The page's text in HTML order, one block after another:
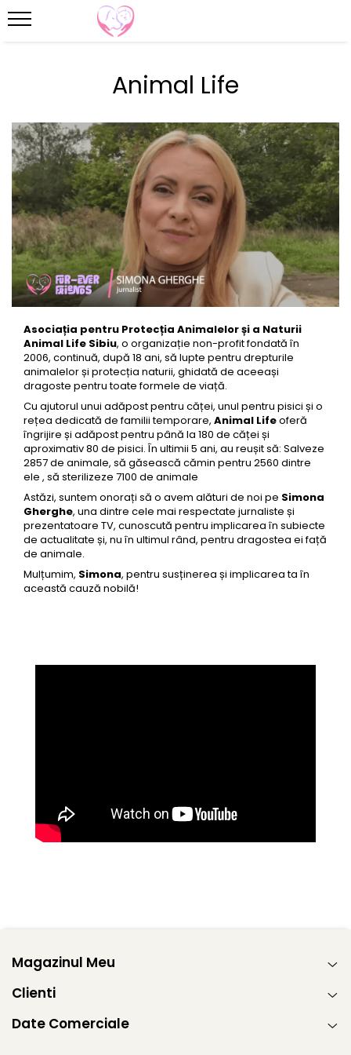
Animal Life
Asociația pentru Protecția Animalelor și a Naturii
Animal Life Sibiu, o organizație non-profit fondată în
2006, continuă, după 18 ani, să lupte pentru drepturile
animalelor și protecția naturii, ghidată de aceeași
dragoste pentru toate formele de viață.
Cu ajutorul unui adăpost pentru căței, unul pentru pisici și o
rețea dedicată de familii temporare, Animal Lifeoferă
îngrijire și adăpost pentru până la 180 de căței și
aproximativ 80 de pisici. În ultimii 5 ani, au reușit să: Salveze
2857 de animale, să găsească cămin pentru 2560 dintre
ele , să sterilizeze 7100 de animale
Astăzi, suntem onorați să o avem alături de noi pe Simona
Gherghe, una dintre cele mai respectate jurnaliste și
prezentatoare TV, cunoscută pentru implicarea în subiecte
de actualitate și, nu în ultimul rând, pentru dragostea ei față
de animale.
Mulțumim, Simona, pentru susținerea și implicarea ta în
această cauză nobilă!
Magazinul Meu
Clienti
Date Comerciale